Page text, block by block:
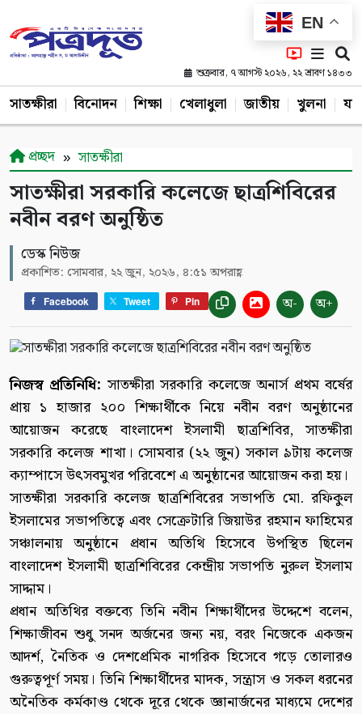
EN
শুক্রবার, ৭ আগস্ট ২০২৬, ২২ শ্রাবণ ১৪৩৩
সাতক্ষীরা বিনোদন শিক্ষা খেলাধুলা জাতীয় খুলনা
প্রচ্ছদ সাতক্ষীরা
সাতক্ষীরা সরকারি কলেজে ছাত্রশিবিরের
নবীন বরণ অনুষ্ঠিত
ডেস্ক নিউজ
প্রকাশিত: সোমবার, ২২ জুন, ২০২৬, ৪:৫১ অপরাহ্ণ
Facebook Tweet Pin অ- অ+
নিজস্ব প্রতিনিধি:সাতক্ষীরা সরকারি কলেজে অনার্স প্রথম বর্ষের
প্রায় ১ হাজার ২০০ শিক্ষার্থীকে নিয়ে নবীন বরণ অনুষ্ঠানের
আয়োজন করেছে বাংলাদেশ ইসলামী ছাত্রশিবির, সাতক্ষীরা
সরকারি কলেজ শাখা। সোমবার (২২ জুন) সকাল ৯টায় কলেজ
ক্যাম্পাসে উৎসবমুখর পরিবেশে এ অনুষ্ঠানের আয়োজন করা হয়।
সাতক্ষীরা সরকারি কলেজ ছাত্রশিবিরের সভাপতি মো. রফিকুল
ইসলামের সভাপতিত্বে এবং সেক্রেটারি জিয়াউর রহমান ফাহিমের
সঞ্চালনায় অনুষ্ঠানে প্রধান অতিথি হিসেবে উপস্থিত ছিলেন
বাংলাদেশ ইসলামী ছাত্রশিবিরের কেন্দ্রীয় সভাপতি নুরুল ইসলাম
সাদ্দাম।
প্রধান অতিথির বক্তব্যে তিনি নবীন শিক্ষার্থীদের উদ্দেশে বলেন,
শিক্ষাজীবন শুধু সনদ অর্জনের জন্য নয়, বরং নিজেকে একজন
আদর্শ, নৈতিক ও দেশপ্রেমিক নাগরিক হিসেবে গড়ে তোলারও
গুরুত্বপূর্ণ সময়। তিনি শিক্ষার্থীদের মাদক, সন্ত্রাস ও সকল ধরনের
অনৈতিক কর্মকাণ্ড থেকে দূরে থেকে জ্ঞানার্জনের মাধ্যমে দেশের